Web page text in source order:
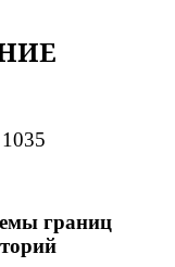
границ